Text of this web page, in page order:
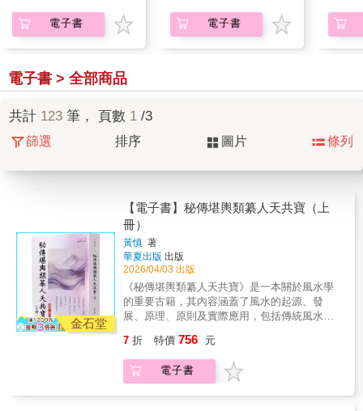
電子書 電子書
電子書 > 全部商品
共計 123 筆， 頁數 1 /3
篩選 排序 圖片 條列
金石堂
【電子書】秘傳堪輿類纂人天共寶（上
冊）
黃慎 著
華夏出版 出版
2026/04/03 出版
《秘傳堪輿類纂人天共寶》是一本關於風水學
的重要古籍，其內容涵蓋了風水的起源、發
展、原理、原則及實際應用，包括傳統風水、
與實踐。該書由明代黃慎仲輯錄，共十二卷，
按門類編排，內容豐富，包括「經、傳、論、
狀、書、記、篇、說、詩、賦、歌、訣、問
7 折 特價 756 元
電子書